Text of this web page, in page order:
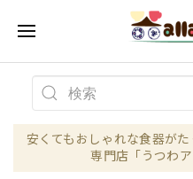
安くてもおしゃれな食器が
専門店「うつわ